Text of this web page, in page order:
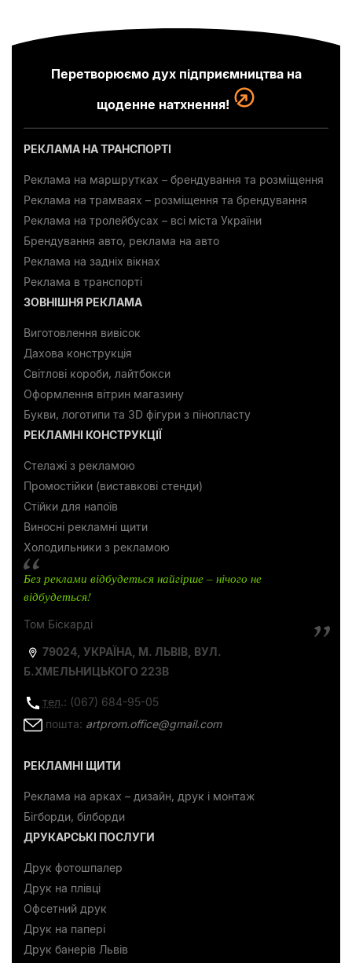
Перетворюємо дух підприємництва на
щоденне натхнення!
РЕКЛАМА НА ТРАНСПОРТІ
Реклама на маршрутках – брендування та розміщення
Реклама на трамваях – розміщення та брендування
Реклама на тролейбусах – всі міста України
Брендування авто, реклама на авто
Реклама на задніх вікнах
Реклама в транспорті
ЗОВНІШНЯ РЕКЛАМА
Виготовлення вивісок
Дахова конструкція
Світлові короби, лайтбокси
Оформлення вітрин магазину
Букви, логотипи та 3D фігури з пінопласту
РЕКЛАМНІ КОНСТРУКЦІЇ
Стелажі з рекламою
Промостійки (виставкові стенди)
Стійки для напоїв
Виносні рекламні щити
Холодильники з рекламою
Без реклами відбудеться найгірше – нічого не
відбудеться!
Том Біскарді
79024, УКРАЇНА, М. ЛЬВІВ, ВУЛ.
Б.ХМЕЛЬНИЦЬКОГО 223В
тел.: (067) 684-95-05
пошта: artprom.office@gmail.com
РЕКЛАМНІ ЩИТИ
Реклама на арках – дизайн, друк і монтаж
Бігборди, білборди
ДРУКАРСЬКІ ПОСЛУГИ
Друк фотошпалер
Друк на плівці
Офсетний друк
Друк на папері
Друк банерів Львів